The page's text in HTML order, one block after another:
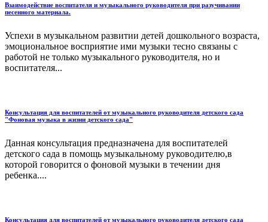
Взаимодействие воспитателя и музыкального руководителя при разучивании
песенного материала.
Успехи в музыкальном развитии детей дошкольного возраста,
эмоциональное восприятие ими музыки тесно связаны с
работой не только музыкального руководителя, но и
воспитателя...
Консультация для воспитателей от музыкального руководителя детского сада
"Фоновая музыка в жизни детского сада"
Данная консультация предназначена для воспитателей
детского сада в помощь музыкальному руководителю,в
которой говорится о фоновой музыки в течении дня
ребенка....
Консультация для воспитателей от музыкального руководителя детского сада